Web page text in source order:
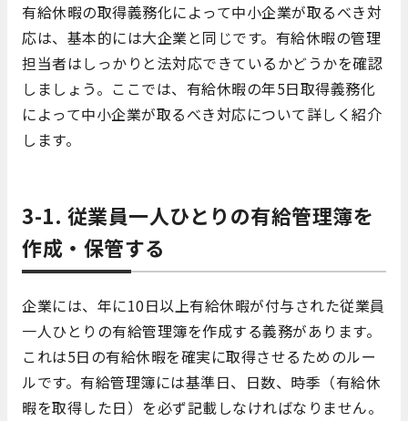
有給休暇の取得義務化によって中小企業が取るべき対
応は、基本的には大企業と同じです。有給休暇の管理
担当者はしっかりと法対応できているかどうかを確認
しましょう。ここでは、有給休暇の年5日取得義務化
によって中小企業が取るべき対応について詳しく紹介
します。
3-1. 従業員一人ひとりの有給管理簿を
作成・保管する
企業には、年に10日以上有給休暇が付与された従業員
一人ひとりの有給管理簿を作成する義務があります。
これは5日の有給休暇を確実に取得させるためのルー
ルです。有給管理簿には基準日、日数、時季（有給休
暇を取得した日）を必ず記載しなければなりません。